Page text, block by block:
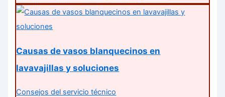
Causas de vasos blanquecinos en
lavavajillas y soluciones
Consejos del servicio técnico